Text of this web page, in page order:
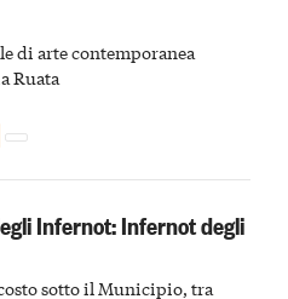
di arte contemporanea
Ruata
Infernot: Infernot degli
sotto il Municipio, tra